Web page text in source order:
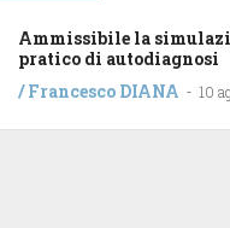
Ammissibile la
pratico di autodiagnosi
/Francesco DIANA - 10